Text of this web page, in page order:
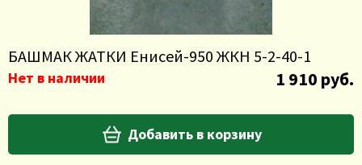
БАШМАК ЖАТКИ Енисей-950 ЖКН 5-2-40-1
Нет в наличии 1 910 руб.
Добавить в корзину